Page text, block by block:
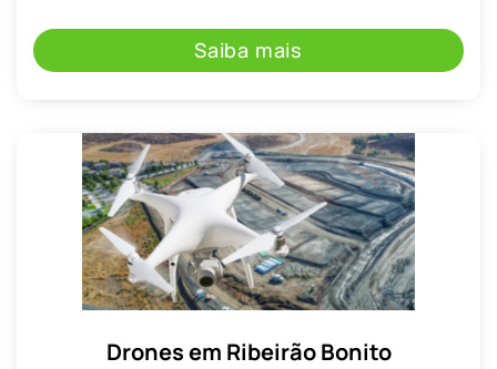
Saiba mais
Drones em Ribeirão Bonito